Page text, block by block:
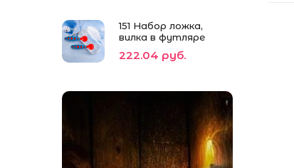
151 Набор ложка,
вилка в футляре
222.04 руб.